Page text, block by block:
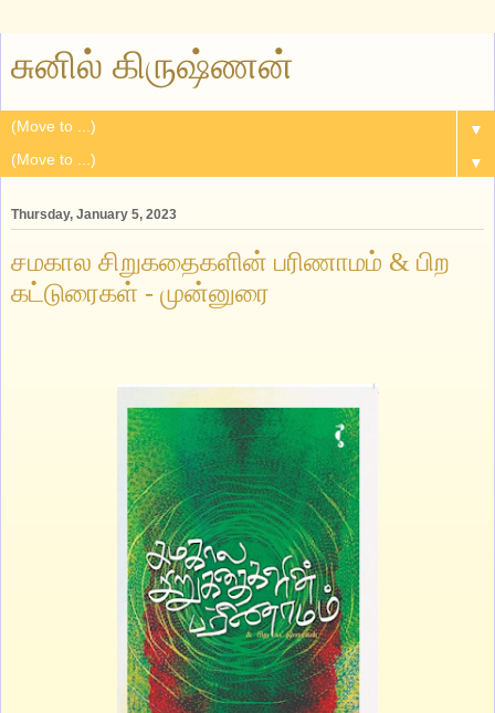
சுனில் கிருஷ்ணன்
▼
▼
Thursday, January 5, 2023
சமகால சிறுகதைகளின் பரிணாமம் & பிற
கட்டுரைகள் - முன்னுரை